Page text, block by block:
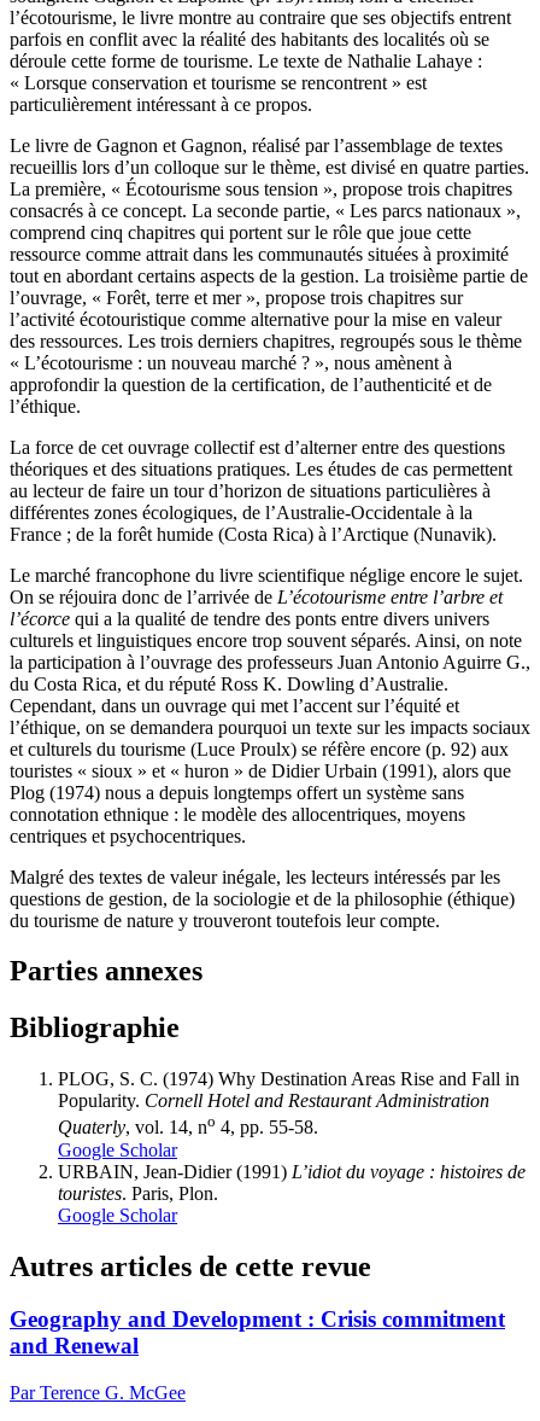
l’écotourisme, le livre montre au contraire que ses objectifs entrent
parfois en conflit avec la réalité des habitants des localités où se
déroule cette forme de tourisme. Le texte de Nathalie Lahaye :
« Lorsque conservation et tourisme se rencontrent » est
particulièrement intéressant à ce propos.
Le livre de Gagnon et Gagnon, réalisé par l’assemblage de textes
recueillis lors d’un colloque sur le thème, est divisé en quatre parties.
La première, « Écotourisme sous tension », propose trois chapitres
consacrés à ce concept. La seconde partie, « Les parcs nationaux »,
comprend cinq chapitres qui portent sur le rôle que joue cette
ressource comme attrait dans les communautés situées à proximité
tout en abordant certains aspects de la gestion. La troisième partie de
l’ouvrage, « Forêt, terre et mer », propose trois chapitres sur
l’activité écotouristique comme alternative pour la mise en valeur
des ressources. Les trois derniers chapitres, regroupés sous le thème
« L’écotourisme : un nouveau marché ? », nous amènent à
approfondir la question de la certification, de l’authenticité et de
l’éthique.
La force de cet ouvrage collectif est d’alterner entre des questions
théoriques et des situations pratiques. Les études de cas permettent
au lecteur de faire un tour d’horizon de situations particulières à
différentes zones écologiques, de l’Australie-Occidentale à la
France ; de la forêt humide (Costa Rica) à l’Arctique (Nunavik).
Le marché francophone du livre scientifique néglige encore le sujet.
On se réjouira donc de l’arrivée de L’écotourisme entre l’arbre et
l’écorce qui a la qualité de tendre des ponts entre divers univers
culturels et linguistiques encore trop souvent séparés. Ainsi, on note
la participation à l’ouvrage des professeurs Juan Antonio Aguirre G.,
du Costa Rica, et du réputé Ross K. Dowling d’Australie.
Cependant, dans un ouvrage qui met l’accent sur l’équité et
l’éthique, on se demandera pourquoi un texte sur les impacts sociaux
et culturels du tourisme (Luce Proulx) se réfère encore (p. 92) aux
touristes « sioux » et « huron » de Didier Urbain (1991), alors que
Plog (1974) nous a depuis longtemps offert un système sans
connotation ethnique : le modèle des allocentriques, moyens
centriques et psychocentriques.
Malgré des textes de valeur inégale, les lecteurs intéressés par les
questions de gestion, de la sociologie et de la philosophie (éthique)
du tourisme de nature y trouveront toutefois leur compte.
Parties annexes
Bibliographie
PLOG, S. C. (1974) Why Destination Areas Rise and Fall in
Popularity. Cornell Hotel and Restaurant Administration
Quaterly, vol. 14, no 4, pp. 55-58.
Google Scholar
URBAIN, Jean-Didier (1991) L’idiot du voyage : histoires de
touristes. Paris, Plon.
Google Scholar
Autres articles de cette revue
Geography and Development : Crisis commitment
and Renewal
Par Terence G. McGee